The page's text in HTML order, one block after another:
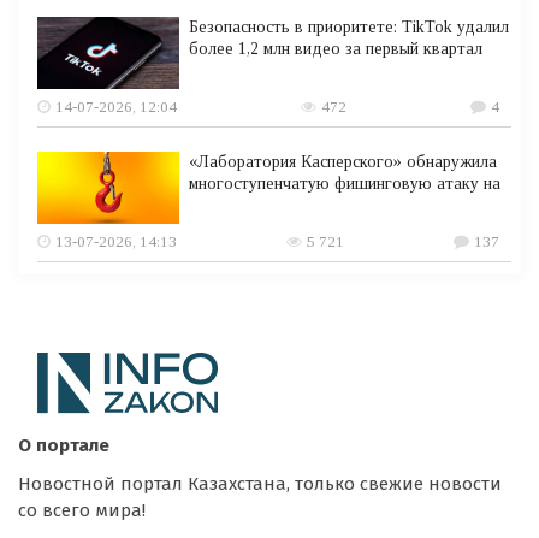
Безопасность в приоритете: TikTok удалил
более 1,2 млн видео за первый квартал
14-07-2026, 12:04 472 4
«Лаборатория Касперского» обнаружила
многоступенчатую фишинговую атаку на
13-07-2026, 14:13 5 721 137
О портале
Новостной портал Казахстана, только свежие новости
со всего мира!